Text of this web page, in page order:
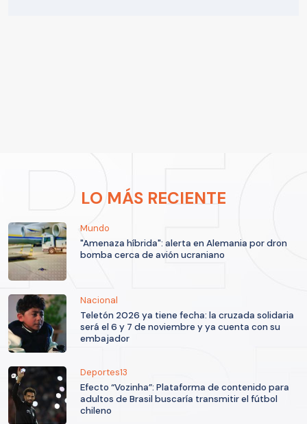
LO MÁS RECIENTE
Mundo
"Amenaza híbrida": alerta en Alemania por dron
bomba cerca de avión ucraniano
Nacional
Teletón 2026 ya tiene fecha: la cruzada solidaria
será el 6 y 7 de noviembre y ya cuenta con su
embajador
Deportes13
Efecto “Vozinha”: Plataforma de contenido para
adultos de Brasil buscaría transmitir el fútbol
chileno